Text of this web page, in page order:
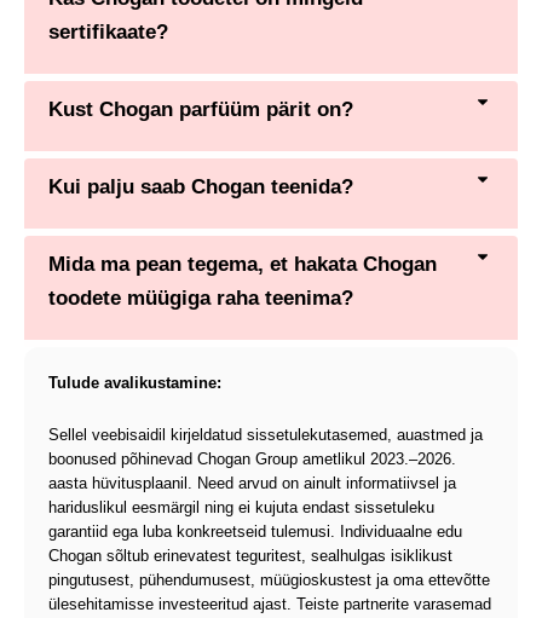
sertifikaate?
Kust Chogan parfüüm pärit on?
Kui palju saab Chogan teenida?
Mida ma pean tegema, et hakata Chogan
toodete müügiga raha teenima?
Tulude avalikustamine:
Sellel veebisaidil kirjeldatud sissetulekutasemed, auastmed ja
boonused põhinevad Chogan Group ametlikul 2023.–2026.
aasta hüvitusplaanil. Need arvud on ainult informatiivsel ja
hariduslikul eesmärgil ning ei kujuta endast sissetuleku
garantiid ega luba konkreetseid tulemusi. Individuaalne edu
Chogan sõltub erinevatest teguritest, sealhulgas isiklikust
pingutusest, pühendumusest, müügioskustest ja oma ettevõtte
ülesehitamisse investeeritud ajast. Teiste partnerite varasemad